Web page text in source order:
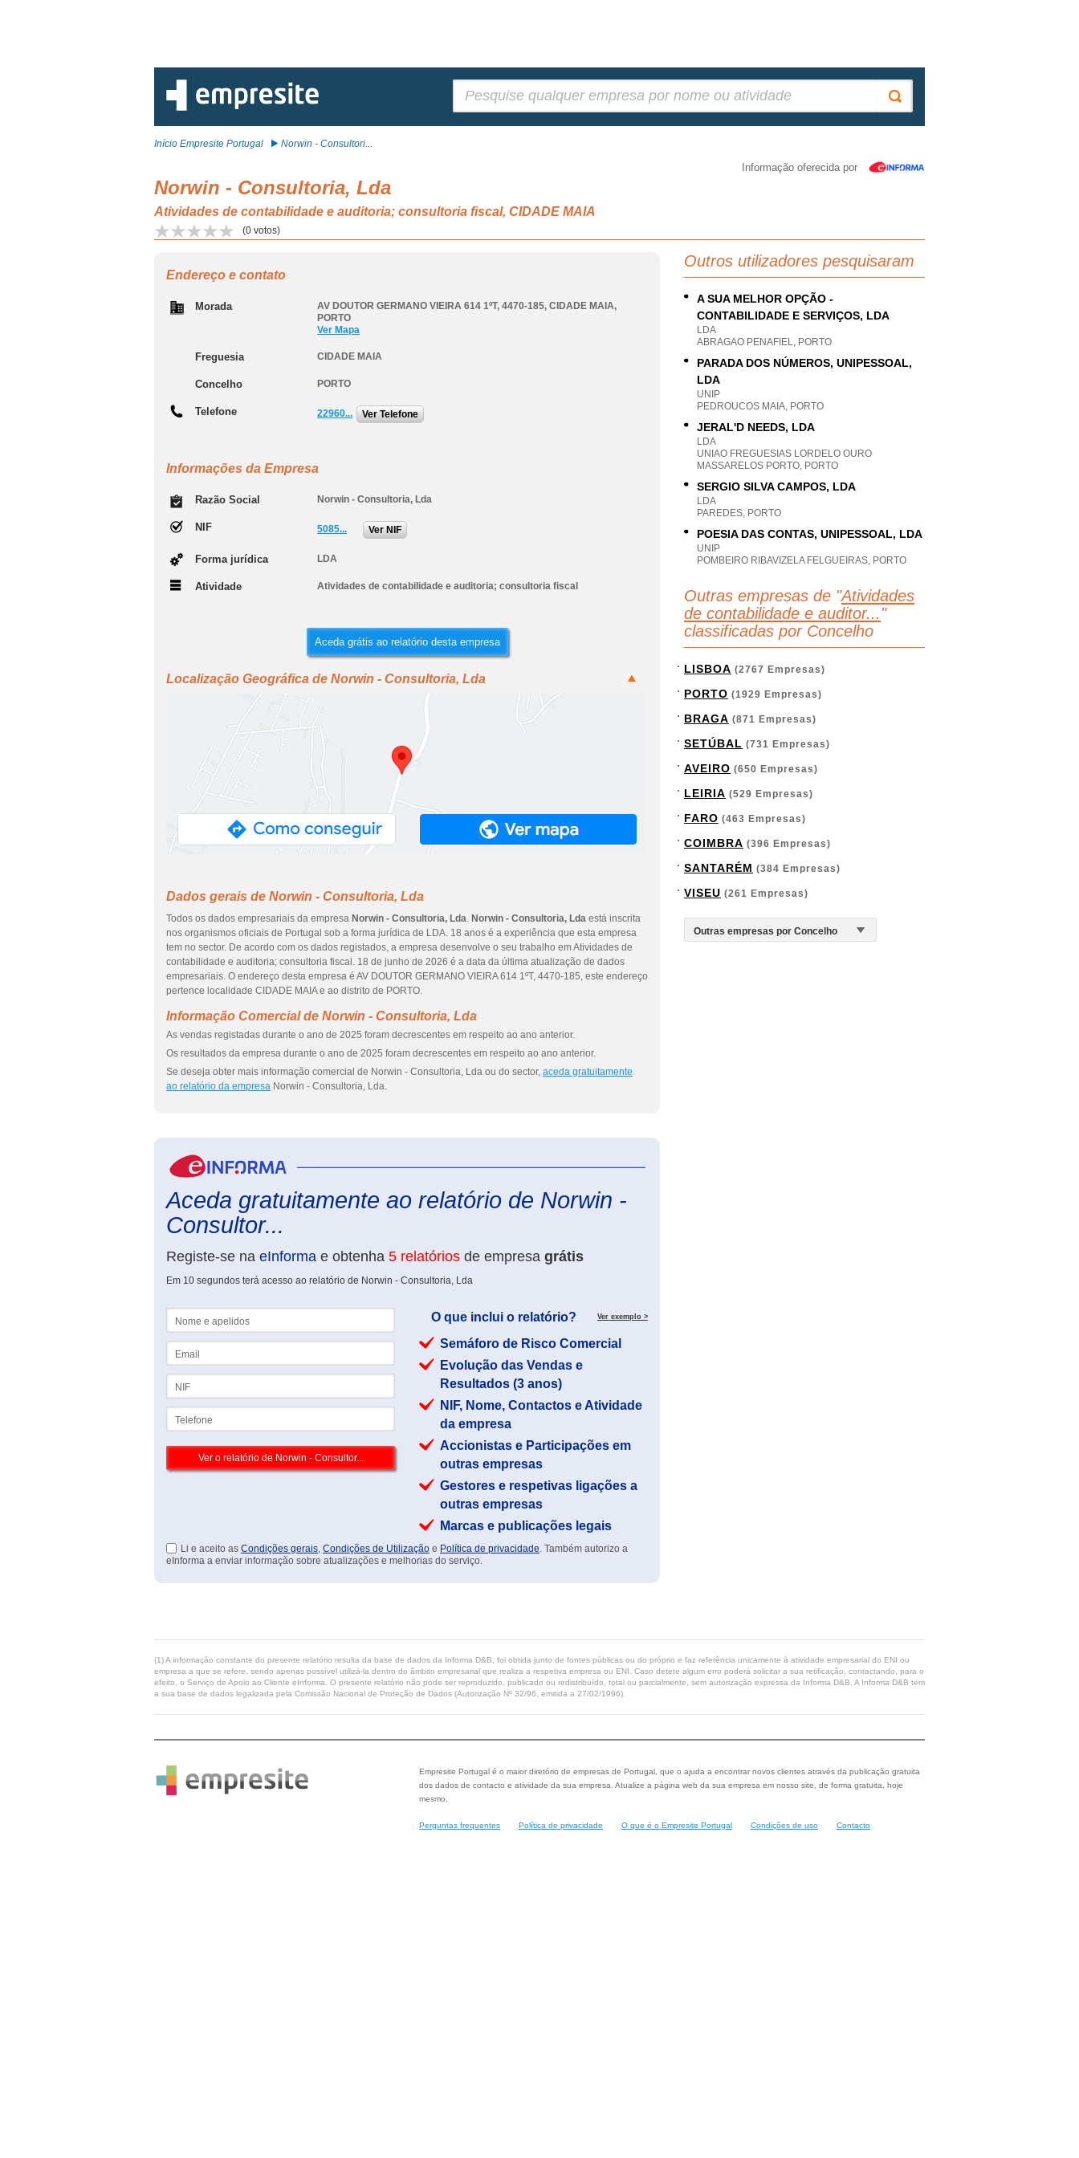
Início Empresite Portugal Norwin - Consultori...
Informação oferecida por
Norwin - Consultoria, Lda
Atividades de contabilidade e auditoria; consultoria fiscal, CIDADE MAIA
(0 votos)
Endereço e contato
Morada AV DOUTOR GERMANO VIEIRA 614 1ºT, 4470-185, CIDADE MAIA,
PORTO
Ver Mapa
Freguesia CIDADE MAIA
Concelho PORTO
Telefone 22960... Ver Telefone
Informações da Empresa
Razão Social Norwin - Consultoria, Lda
NIF 5085... Ver NIF
Forma jurídica LDA
Atividade Atividades de contabilidade e auditoria; consultoria fiscal
Aceda grátis ao relatório desta empresa
Localização Geográfica de Norwin - Consultoria, Lda
Dados gerais de Norwin - Consultoria, Lda
Todos os dados empresariais da empresa Norwin - Consultoria, Lda. Norwin - Consultoria, Lda está inscrita
nos organismos oficiais de Portugal sob a forma jurídica de LDA. 18 anos é a experiência que esta empresa
tem no sector. De acordo com os dados registados, a empresa desenvolve o seu trabalho em Atividades de
contabilidade e auditoria; consultoria fiscal. 18 de junho de 2026 é a data da última atualização de dados
empresariais. O endereço desta empresa é AV DOUTOR GERMANO VIEIRA 614 1ºT, 4470-185, este endereço
pertence localidade CIDADE MAIA e ao distrito de PORTO.
Informação Comercial de Norwin - Consultoria, Lda
As vendas registadas durante o ano de 2025 foram decrescentes em respeito ao ano anterior.
Os resultados da empresa durante o ano de 2025 foram decrescentes em respeito ao ano anterior.
Se deseja obter mais informação comercial de Norwin - Consultoria, Lda ou do sector, aceda gratuitamente
ao relatório da empresa Norwin - Consultoria, Lda.
Aceda gratuitamente ao relatório de Norwin -
Consultor...
Registe-se na eInforma e obtenha 5 relatórios de empresa grátis
Em 10 segundos terá acesso ao relatório de Norwin - Consultoria, Lda
O que inclui o relatório? Ver exemplo >
Semáforo de Risco Comercial
Evolução das Vendas e
Resultados (3 anos)
NIF, Nome, Contactos e Atividade
da empresa
Accionistas e Participações em
outras empresas
Gestores e respetivas ligações a
outras empresas
Marcas e publicações legais
Li e aceito as Condições gerais, Condições de Utilização e Política de privacidade. Também autorizo a
eInforma a enviar informação sobre atualizações e melhorias do serviço.
Outros utilizadores pesquisaram
A SUA MELHOR OPÇÃO -
CONTABILIDADE E SERVIÇOS, LDA
LDA
ABRAGAO PENAFIEL, PORTO
PARADA DOS NÚMEROS, UNIPESSOAL,
LDA
UNIP
PEDROUCOS MAIA, PORTO
JERAL'D NEEDS, LDA
LDA
UNIAO FREGUESIAS LORDELO OURO
MASSARELOS PORTO, PORTO
SERGIO SILVA CAMPOS, LDA
LDA
PAREDES, PORTO
POESIA DAS CONTAS, UNIPESSOAL, LDA
UNIP
POMBEIRO RIBAVIZELA FELGUEIRAS, PORTO
Outras empresas de "Atividades
de contabilidade e auditor... "
classificadas por Concelho
LISBOA (2767 Empresas)
PORTO (1929 Empresas)
BRAGA (871 Empresas)
SETÚBAL (731 Empresas)
AVEIRO (650 Empresas)
LEIRIA (529 Empresas)
FARO (463 Empresas)
COIMBRA (396 Empresas)
SANTARÉM (384 Empresas)
VISEU (261 Empresas)
(1) A informação constante do presente relatório resulta da base de dados da Informa D&B, foi obtida junto de fontes públicas ou do próprio e faz referência unicamente à atividade empresarial do ENI ou
empresa a que se refere, sendo apenas possível utilizá-la dentro do âmbito empresarial que realiza a respetiva empresa ou ENI. Caso detete algum erro poderá solicitar a sua retificação, contactando, para o
efeito, o Serviço de Apoio ao Cliente eInforma. O presente relatório não pode ser reproduzido, publicado ou redistribuído, total ou parcialmente, sem autorização expressa da Informa D&B. A Informa D&B tem
a sua base de dados legalizada pela Comissão Nacional de Proteção de Dados (Autorização Nº 32/96, emitida a 27/02/1996).
Empresite Portugal é o maior diretório de empresas de Portugal, que o ajuda a encontrar novos clientes através da publicação gratuita
dos dados de contacto e atividade da sua empresa. Atualize a página web da sua empresa em nosso site, de forma gratuita, hoje
mesmo.
Perguntas frequentes Política de privacidade O que é o Empresite Portugal Condições de uso Contacto